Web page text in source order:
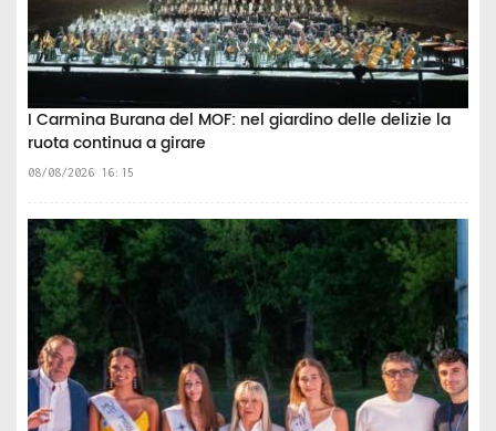
I Carmina Burana del MOF: nel giardino delle delizie la
ruota continua a girare
08/08/2026 16:15